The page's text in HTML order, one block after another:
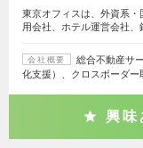
東京オフィスは、外資系
用会社、ホテル運営会社、
会社概要
総合不動産サ
化支援）、クロスボーダ
興味